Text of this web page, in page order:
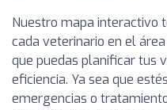
Nuestro mapa interactivo
cada veterinario en el
que puedas planificar tus
eficiencia. Ya sea que
emergencias o